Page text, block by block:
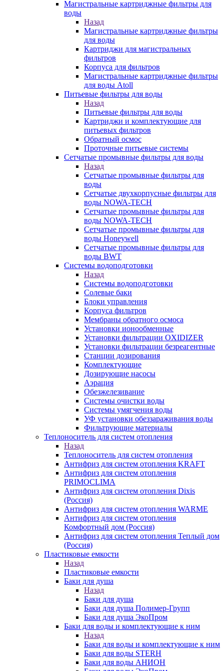
Магистральные картриджные фильтры для
воды
Назад
Магистральные картриджные фильтры
для воды
Картриджи для магистральных
фильтров
Корпуса для фильтров
Магистральные картриджные фильтры
для воды Atoll
Питьевые фильтры для воды
Назад
Питьевые фильтры для воды
Картриджи и комплектующие для
питьевых фильтров
Обратный осмос
Проточные питьевые системы
Сетчатые промывные фильтры для воды
Назад
Сетчатые промывные фильтры для
воды
Сетчатые двухкорпусные фильтры для
воды NOWA-TECH
Сетчатые промывные фильтры для
воды NOWA-TECH
Сетчатые промывные фильтры для
воды Honeywell
Сетчатые промывные фильтры для
воды BWT
Системы водоподготовки
Назад
Системы водоподготовки
Солевые баки
Блоки управления
Корпуса фильтров
Мембраны обратного осмоса
Установки ионообменные
Установки фильтрации OXIDIZER
Установки фильтрации безреагентные
Станции дозирования
Комплектующие
Дозирующие насосы
Аэрация
Обезжелезивание
Системы очистки воды
Системы умягчения воды
УФ установки обеззараживания воды
Фильтрующие материалы
Теплоноситель для систем отопления
Назад
Теплоноситель для систем отопления
Антифриз для систем отопления KRAFT
Антифриз для систем отопления
PRIMOCLIMA
Антифриз для систем отопления Dixis
(Россия)
Антифриз для систем отопления WARME
Антифриз для систем отопления
Комфортный дом (Россия)
Антифриз для систем отопления Теплый дом
(Россия)
Пластиковые емкости
Назад
Пластиковые емкости
Баки для душа
Назад
Баки для душа
Баки для душа Полимер-Групп
Баки для душа ЭкоПром
Баки для воды и комплектующие к ним
Назад
Баки для воды и комплектующие к ним
Баки для воды STERH
Баки для воды АНИОН